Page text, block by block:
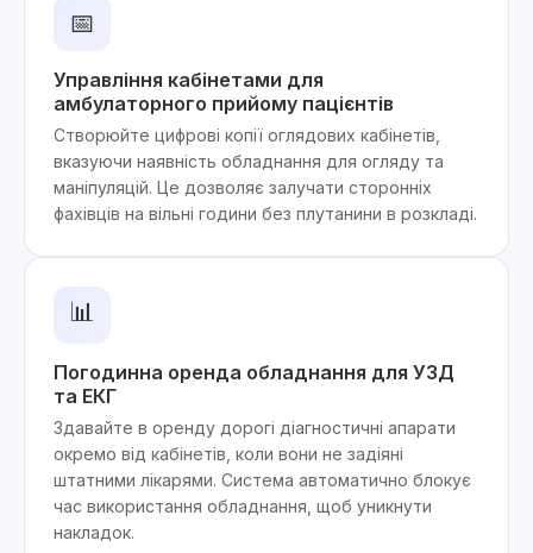
📅
Управління кабінетами для
амбулаторного прийому пацієнтів
Створюйте цифрові копії оглядових кабінетів,
вказуючи наявність обладнання для огляду та
маніпуляцій. Це дозволяє залучати сторонніх
фахівців на вільні години без плутанини в розкладі.
📊
Погодинна оренда обладнання для УЗД
та ЕКГ
Здавайте в оренду дорогі діагностичні апарати
окремо від кабінетів, коли вони не задіяні
штатними лікарями. Система автоматично блокує
час використання обладнання, щоб уникнути
накладок.